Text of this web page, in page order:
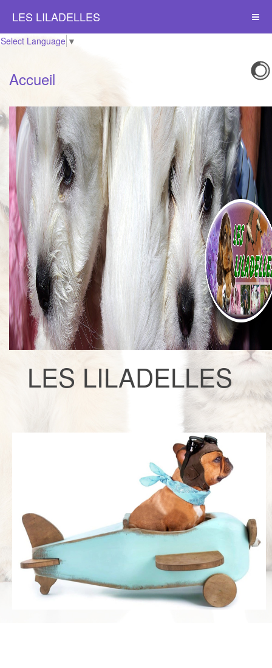
Select Language ▼
LES LILADELLES
Accueil
LES LILADELLES